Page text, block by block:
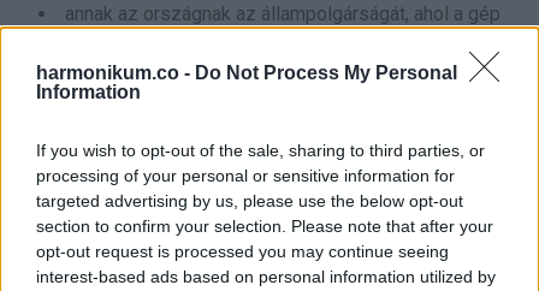
harmonikum.co - Do Not Process My Personal
Information
If you wish to opt-out of the sale, sharing to third parties, or
processing of your personal or sensitive information for
targeted advertising by us, please use the below opt-out
section to confirm your selection. Please note that after your
opt-out request is processed you may continue seeing
interest-based ads based on personal information utilized by
annak az országnak az állampolgárságát, ahol a gép
az ország, ahonnan a repülőgép indult.
Sok esetben egyébként az első lehetőség szokott
bekövetkezni, ám a végső döntést mindig a légitársaság
végzi, aki a hatályos jogszabályokat figyelembe véve hozza
meg döntését.